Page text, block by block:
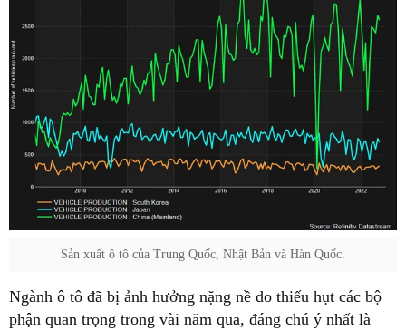
Sản xuất ô tô của Trung Quốc, Nhật Bản và Hàn Quốc.
Ngành ô tô đã bị ảnh hưởng nặng nề do thiếu hụt các bộ
phận quan trọng trong vài năm qua, đáng chú ý nhất là